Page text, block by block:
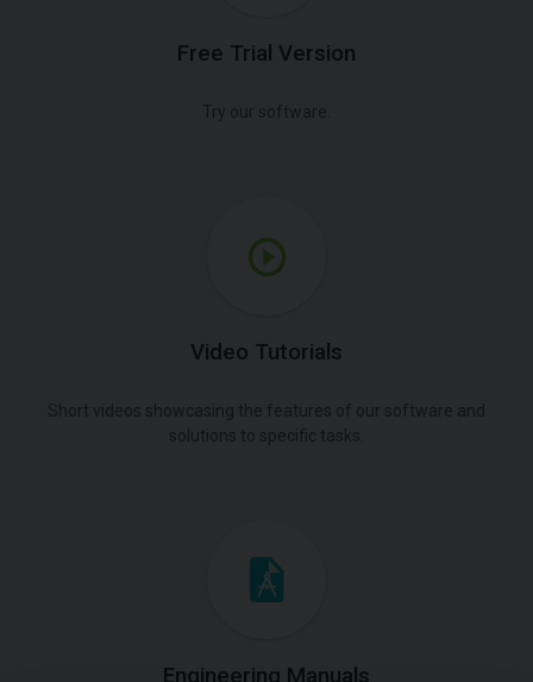
Free Trial Version
Video Tutorials
Engineering Manuals